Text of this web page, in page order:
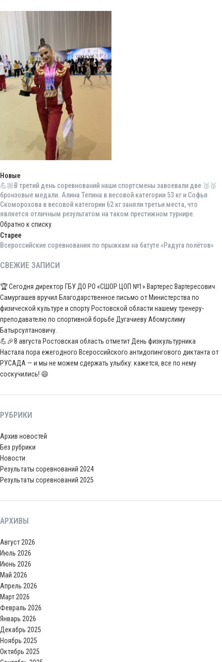
Новые
💪🏼В третий день соревнований наши спортсмены завоевали две 🥉🥉
бронзовые медали. Алина Тепина в весовой категории 53 кг и Софья
Скоморохова в весовой категории 62 кг заняли третьи места, что
является отличным результатом на таком престижном турнире.
Обратно к списку
Старее
Всероссийские соревнования по прыжкам на батуте «Радуга полётов»
СВЕЖИЕ ЗАПИСИ
🏆 Сегодня директор ГБУ ДО РО «СШОР ЦОП №1» Вартерес Вартересович
Самургашев вручил Благодарственное письмо от Министерства по
физической культуре и спорту Ростовской области нашему тренеру-
преподавателю по спортивной борьбе Дугачиеву Абомуслиму
Батырсултановичу.
💪🎉8 августа Ростовская область отметит День физкультурника
Настала пора ежегодного Всероссийского антидопингового диктанта от
РУСАДА — и мы не можем сдержать улыбку: кажется, все по нему
соскучились! 😄
РУБРИКИ
Архив новостей
Без рубрики
Новости
Результаты соревнований 2024
Результаты соревнований 2025
АРХИВЫ
Август 2026
Июль 2026
Июнь 2026
Май 2026
Апрель 2026
Март 2026
Февраль 2026
Январь 2026
Декабрь 2025
Ноябрь 2025
Октябрь 2025